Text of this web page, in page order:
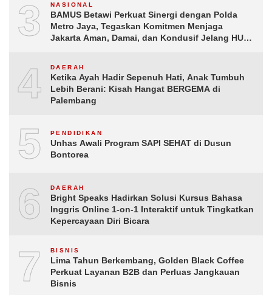
3 NASIONAL
BAMUS Betawi Perkuat Sinergi dengan Polda
Metro Jaya, Tegaskan Komitmen Menjaga
Jakarta Aman, Damai, dan Kondusif Jelang HUT
4 DAERAH
Ketika Ayah Hadir Sepenuh Hati, Anak Tumbuh
Lebih Berani: Kisah Hangat BERGEMA di
Palembang
5 PENDIDIKAN
Unhas Awali Program SAPI SEHAT di Dusun
Bontorea
6 DAERAH
Bright Speaks Hadirkan Solusi Kursus Bahasa
Inggris Online 1-on-1 Interaktif untuk Tingkatkan
Kepercayaan Diri Bicara
7 BISNIS
Lima Tahun Berkembang, Golden Black Coffee
Perkuat Layanan B2B dan Perluas Jangkauan
Bisnis